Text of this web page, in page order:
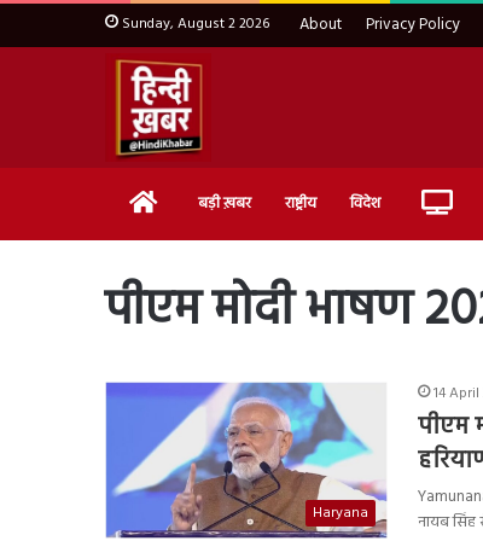
Sunday, August 2 2026 About Privacy Policy
Home बड़ी ख़बर राष्ट्रीय विदेश Live
पीएम मोदी भाषण
Haryana
14 April
पीएम
नायब सिंह